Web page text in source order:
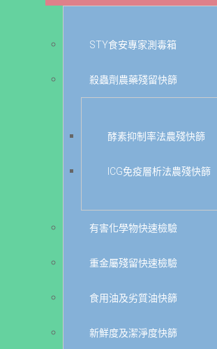
STY食安專家測毒箱
殺蟲劑農藥殘留快篩
酵素抑制率法農殘快篩
ICG免疫層析法農殘快篩
有害化學物快速檢驗
重金屬殘留快速檢驗
食用油及劣質油快篩
新鮮度及潔淨度快篩